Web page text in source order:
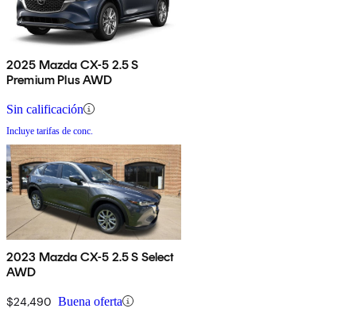
2025 Mazda CX-5 2.5 S
Premium Plus AWD
Sin calificación
Incluye tarifas de conc.
2023 Mazda CX-5 2.5 S Select
AWD
$24,490 Buena oferta